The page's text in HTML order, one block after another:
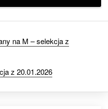
na M – selekcja z
z 20.01.2026